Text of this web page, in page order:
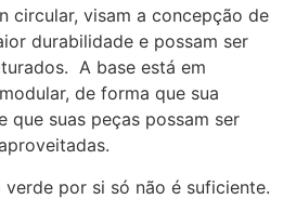
circular, visam a concepção de
durabilidade e possam ser
A base está em
de forma que sua
que suas peças possam ser
por si só não é suficiente.